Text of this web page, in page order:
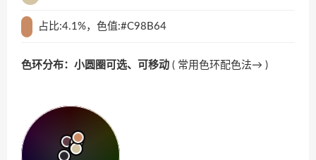
占比:4.1%，色值:#C98B64
色环分布：小圆圈可选、可移动 ( 常用色环配色法→ )